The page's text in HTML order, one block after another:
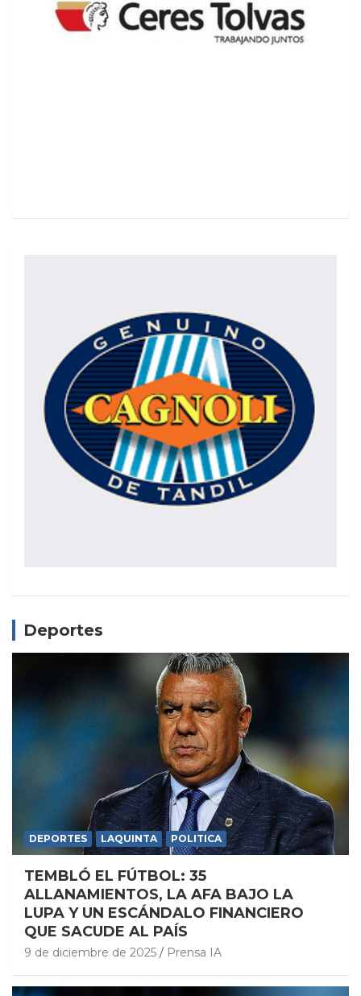
Deportes
DEPORTES LAQUINTA POLITICA
TEMBLÓ EL FÚTBOL: 35
ALLANAMIENTOS, LA AFA BAJO LA
LUPA Y UN ESCÁNDALO FINANCIERO
QUE SACUDE AL PAÍS
9 de diciembre de 2025 Prensa IA